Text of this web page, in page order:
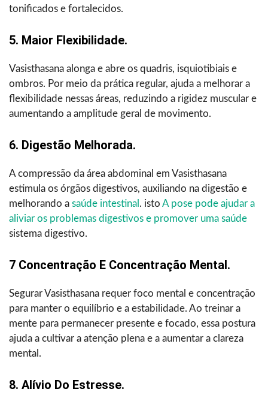
tonificados e fortalecidos.
5. Maior Flexibilidade.
Vasisthasana alonga e abre os quadris, isquiotibiais e
ombros. Por meio da prática regular, ajuda a melhorar a
flexibilidade nessas áreas, reduzindo a rigidez muscular e
aumentando a amplitude geral de movimento.
6. Digestão Melhorada.
A compressão da área abdominal em Vasisthasana
estimula os órgãos digestivos, auxiliando na digestão e
melhorando a saúde intestinal . isto A pose pode ajudar a
aliviar os problemas digestivos e promover uma saúde
sistema digestivo.
7 Concentração E Concentração Mental.
Segurar Vasisthasana requer foco mental e concentração
para manter o equilíbrio e a estabilidade. Ao treinar a
mente para permanecer presente e focado, essa postura
ajuda a cultivar a atenção plena e a aumentar a clareza
mental.
8. Alívio Do Estresse.